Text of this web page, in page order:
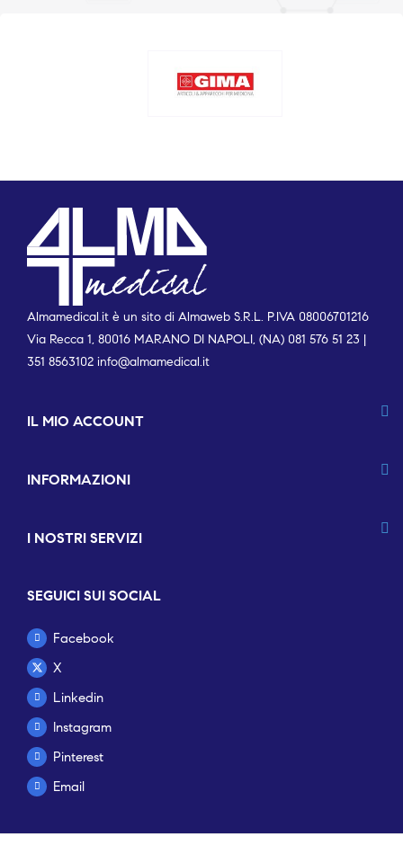
Almamedical.it è un sito di Almaweb S.R.L. P.IVA 08006701216
Via Recca 1, 80016 MARANO DI NAPOLI, (NA) 081 576 51 23 |
351 8563102 info@almamedical.it
IL MIO ACCOUNT
INFORMAZIONI
I NOSTRI SERVIZI
SEGUICI SUI SOCIAL
Facebook
X
Linkedin
Instagram
Pinterest
Email